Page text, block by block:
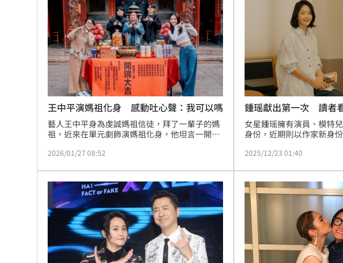
前員工虐殺董座封屍 他見煞：有冤屈在哭
瓊斯盃領隊出爐 陳立宗與張維正挺台灣隊
白推交通罰款專用公投！綠：可直接處理 16:06
日人扛回35公斤戰利品曝 台人一看：懂買 16:04
台灣彩券開獎直播中 20:31
LIVE三立+24小時直播 15:27
三立iNEWS新聞台線上直播
台彩父親節推新刮刮樂千萬頭獎超「爸」氣 12:00
商場戰國來臨 台中「頂奢大道」逐漸成形 12:00
「拍片人的多重宇宙」職涯論壇9/12登場！ 10:30
8國球員齊聚高雄 Formosa 7s掀足球熱潮 10:00
王中平演媽祖化身 感動吐心聲：我可以嗎
藝人王中平身為虔誠媽祖信徒，拜了一輩子的媽
祖，近來在單元劇飾演媽祖化身，他坦言一開始
前往媽祖信仰重鎮北港朝天宮，舉行隆重的開鏡
2026/01/27 08:52
鍾瑶獻出第一次 讀者
女星鍾瑶擁有演員、模特
身份，近期則以作家新身
字記錄生命中的起伏、迷
己」。
2025/12/23 01:40